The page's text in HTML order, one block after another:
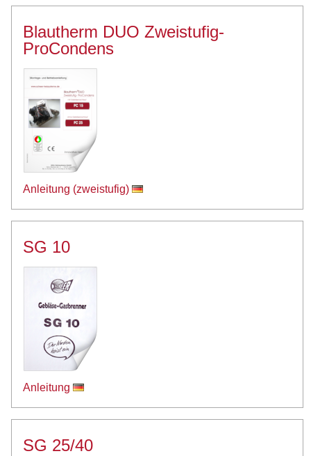
Blautherm DUO Zweistufig-
ProCondens
Anleitung (zweistufig)
SG 10
Anleitung
SG 25/40